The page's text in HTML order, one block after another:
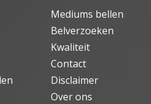
Mediums bellen
Belverzoeken
Kwaliteit
Contact
Disclaimer
Over ons